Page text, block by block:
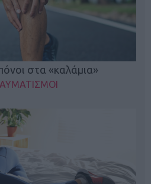
στα «καλάμια»